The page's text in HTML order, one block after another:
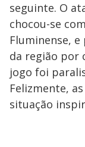
seguinte. O
chocou-se
Fluminense,
da região por
jogo foi
Felizmente,
situação